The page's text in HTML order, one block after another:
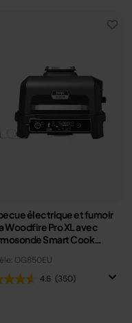
électrique et fumoir
Woodfire Pro XL avec
Smart Cook
OG850EU
4.6 (350)